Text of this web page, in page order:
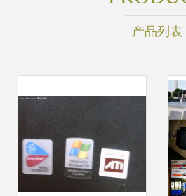
产品列表